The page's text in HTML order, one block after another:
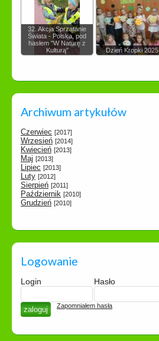
32. Akcja Sprzątanie
Świata - Polska, pod
hasłem "W Naturę z
Kulturą"
Dzień Kropki 2025
Archiwum artykułów
Czerwiec [2017]
Wrzesień [2014]
Kwiecień [2013]
Maj [2013]
Lipiec [2013]
Luty [2012]
Sierpień [2011]
Październik [2010]
Grudzień [2010]
Logowanie
Login Hasło
Zapomniałem hasła